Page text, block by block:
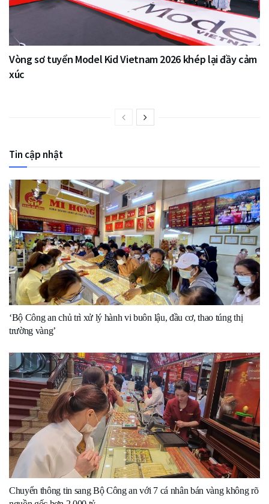
Vòng sơ tuyển Model Kid Vietnam 2026 khép lại đầy cảm
xúc
Tin cập nhật
‘Bộ Công an chủ trì xử lý hành vi buôn lậu, đầu cơ, thao túng thị
trường vàng’
Chuyển thông tin sang Bộ Công an với 7 cá nhân bán vàng không rõ